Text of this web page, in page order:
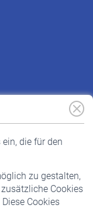
die für den
zu gestalten,
Cookies
Cookies